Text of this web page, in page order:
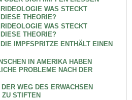
WAS STECKT
THEORIE?
WAS STECKT
THEORIE?
IMPFSPRITZE ENTHÄLT EINEN
IN AMERIKA HABEN
PROBLEME NACH DER
WEG DES ERWACHSEN
STIFTEN